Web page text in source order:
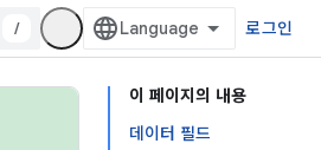
/ 로그인
이 페이지의 내용
데이터 필드